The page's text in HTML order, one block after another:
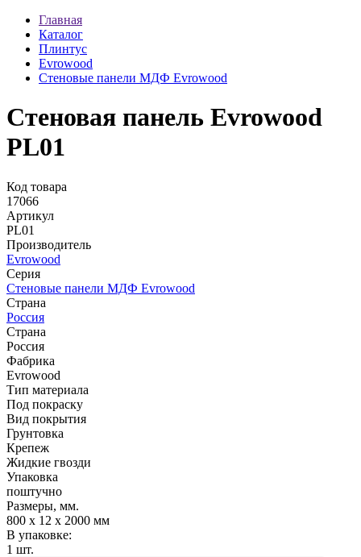
Главная
Каталог
Плинтус
Evrowood
Стеновые панели МДФ Evrowood
Стеновая панель Evrowood
PL01
Код товара
17066
Артикул
PL01
Производитель
Evrowood
Серия
Стеновые панели МДФ Evrowood
Страна
Россия
Страна
Россия
Фабрика
Evrowood
Тип материала
Под покраску
Вид покрытия
Грунтовка
Крепеж
Жидкие гвозди
Упаковка
поштучно
Размеры, мм.
800 х 12 х 2000 мм
В упаковке:
1 шт.